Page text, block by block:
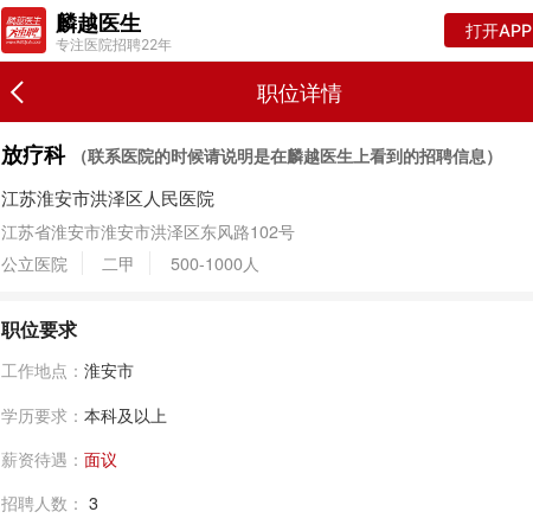
麟越医生
专注医院招聘22年
打开APP
职位详情
放疗科 （联系医院的时候请说明是在麟越医生上看到的招聘信息）
江苏淮安市洪泽区人民医院
江苏省淮安市淮安市洪泽区东风路102号
公立医院
二甲 500-1000人
职位要求
工作地点： 淮安市
学历要求： 本科及以上
薪资待遇： 面议
招聘人数： 3